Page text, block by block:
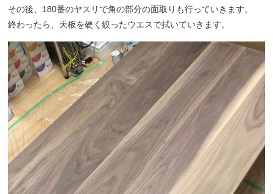
その後、180番のヤスリで角の部分の面取りも行っていきます。
終わったら、天板を硬く絞ったウエスで拭いていきます。